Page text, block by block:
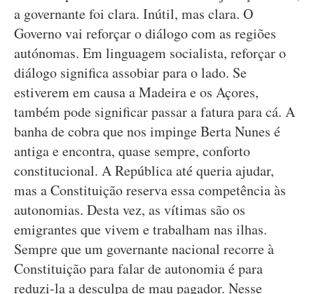
a governante foi clara. Inútil, mas clara. O
Governo vai reforçar o diálogo com as regiões
autónomas. Em linguagem socialista, reforçar o
diálogo significa assobiar para o lado. Se
estiverem em causa a Madeira e os Açores,
também pode significar passar a fatura para cá. A
banha de cobra que nos impinge Berta Nunes é
antiga e encontra, quase sempre, conforto
constitucional. A República até queria ajudar,
mas a Constituição reserva essa competência às
autonomias. Desta vez, as vítimas são os
emigrantes que vivem e trabalham nas ilhas.
Sempre que um governante nacional recorre à
Constituição para falar de autonomia é para
reduzi-la a desculpa de mau pagador. Nesse